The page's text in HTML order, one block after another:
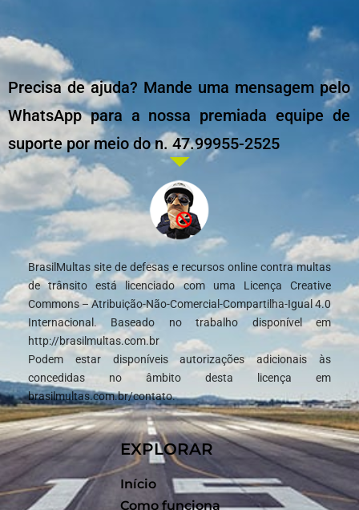
Precisa de ajuda? Mande uma mensagem pelo
WhatsApp para a nossa premiada equipe de
suporte por meio do n. 47.99955-2525
BrasilMultas site de defesas e recursos online contra multas
de trânsito está licenciado com uma Licença Creative
Commons – Atribuição-Não-Comercial-Compartilha-Igual 4.0
Internacional. Baseado no trabalho disponível em
http://brasilmultas.com.br
Podem estar disponíveis autorizações adicionais às
concedidas no âmbito desta licença em
brasilmultas.com.br/contato.
EXPLORAR
Início
Como funciona